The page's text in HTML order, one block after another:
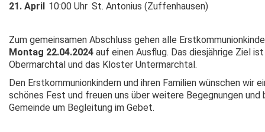
21. April 10:00 Uhr St. Antonius (Zuffenhausen)
Zum gemeinsamen Abschluss gehen alle
Montag 22.04.2024 auf einen Ausflug. Das diesjährige Ziel ist
Obermarchtal und das Kloster Untermarchtal.
Den Erstkommunionkindern und ihren Familien wünschen wir
schönes Fest und freuen uns über weitere Begegnungen
Gemeinde um Begleitung im Gebet.